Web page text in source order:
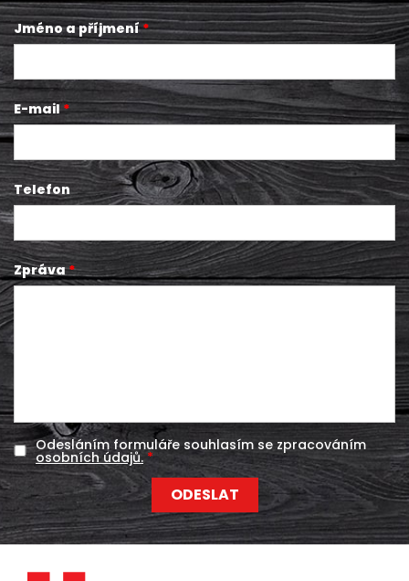
Jméno a příjmení
E-mail
Telefon
Zpráva
Odesláním formuláře souhlasím se zpracováním
osobních údajů.